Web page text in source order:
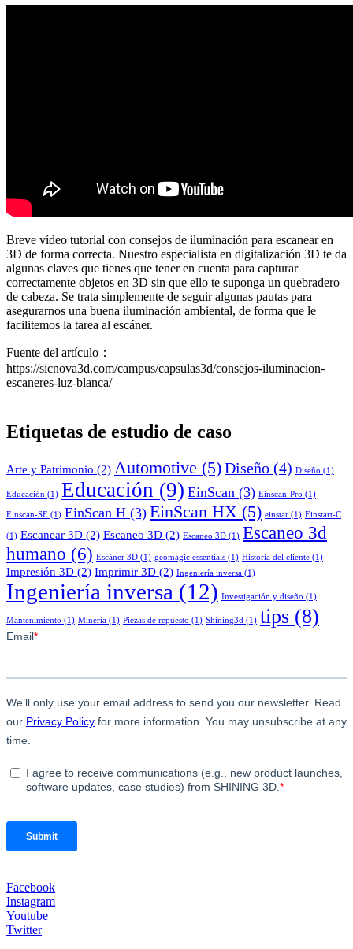
Breve vídeo tutorial con consejos de iluminación para escanear en
3D de forma correcta. Nuestro especialista en digitalización 3D te da
algunas claves que tienes que tener en cuenta para capturar
correctamente objetos en 3D sin que ello te suponga un quebradero
de cabeza. Se trata simplemente de seguir algunas pautas para
asegurarnos una buena iluminación ambiental, de forma que le
facilitemos la tarea al escáner.
Fuente del artículo：
https://sicnova3d.com/campus/capsulas3d/consejos-iluminacion-
escaneres-luz-blanca/
Etiquetas de estudio de caso
Arte y Patrimonio (2) Automotive (5)Diseño (4) Diseño (1)
Educación (1) Educación (9) EinScan (3) Einscan-Pro (1)
Einscan-SE (1) EinScan H (3) EinScan HX (5) einstar (1) Einstart-C
(1) Escanear 3D (2) Escaneo 3D (2) Escaneo 3D (1) Escaneo 3d
humano (6) Escáner 3D (1) geomagic essentials (1) Historia del cliente (1)
Impresión 3D (2) Imprimir 3D (2) Ingeniería inversa (1)
Ingeniería inversa (12) Investigación y diseño (1)
Mantenimiento (1) Minería (1) Piezas de repuesto (1) Shining3d (1) tips (8)
Facebook
Instagram
Youtube
Twitter